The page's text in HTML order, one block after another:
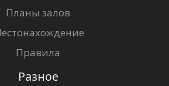
Планы залов
Правила
Разное